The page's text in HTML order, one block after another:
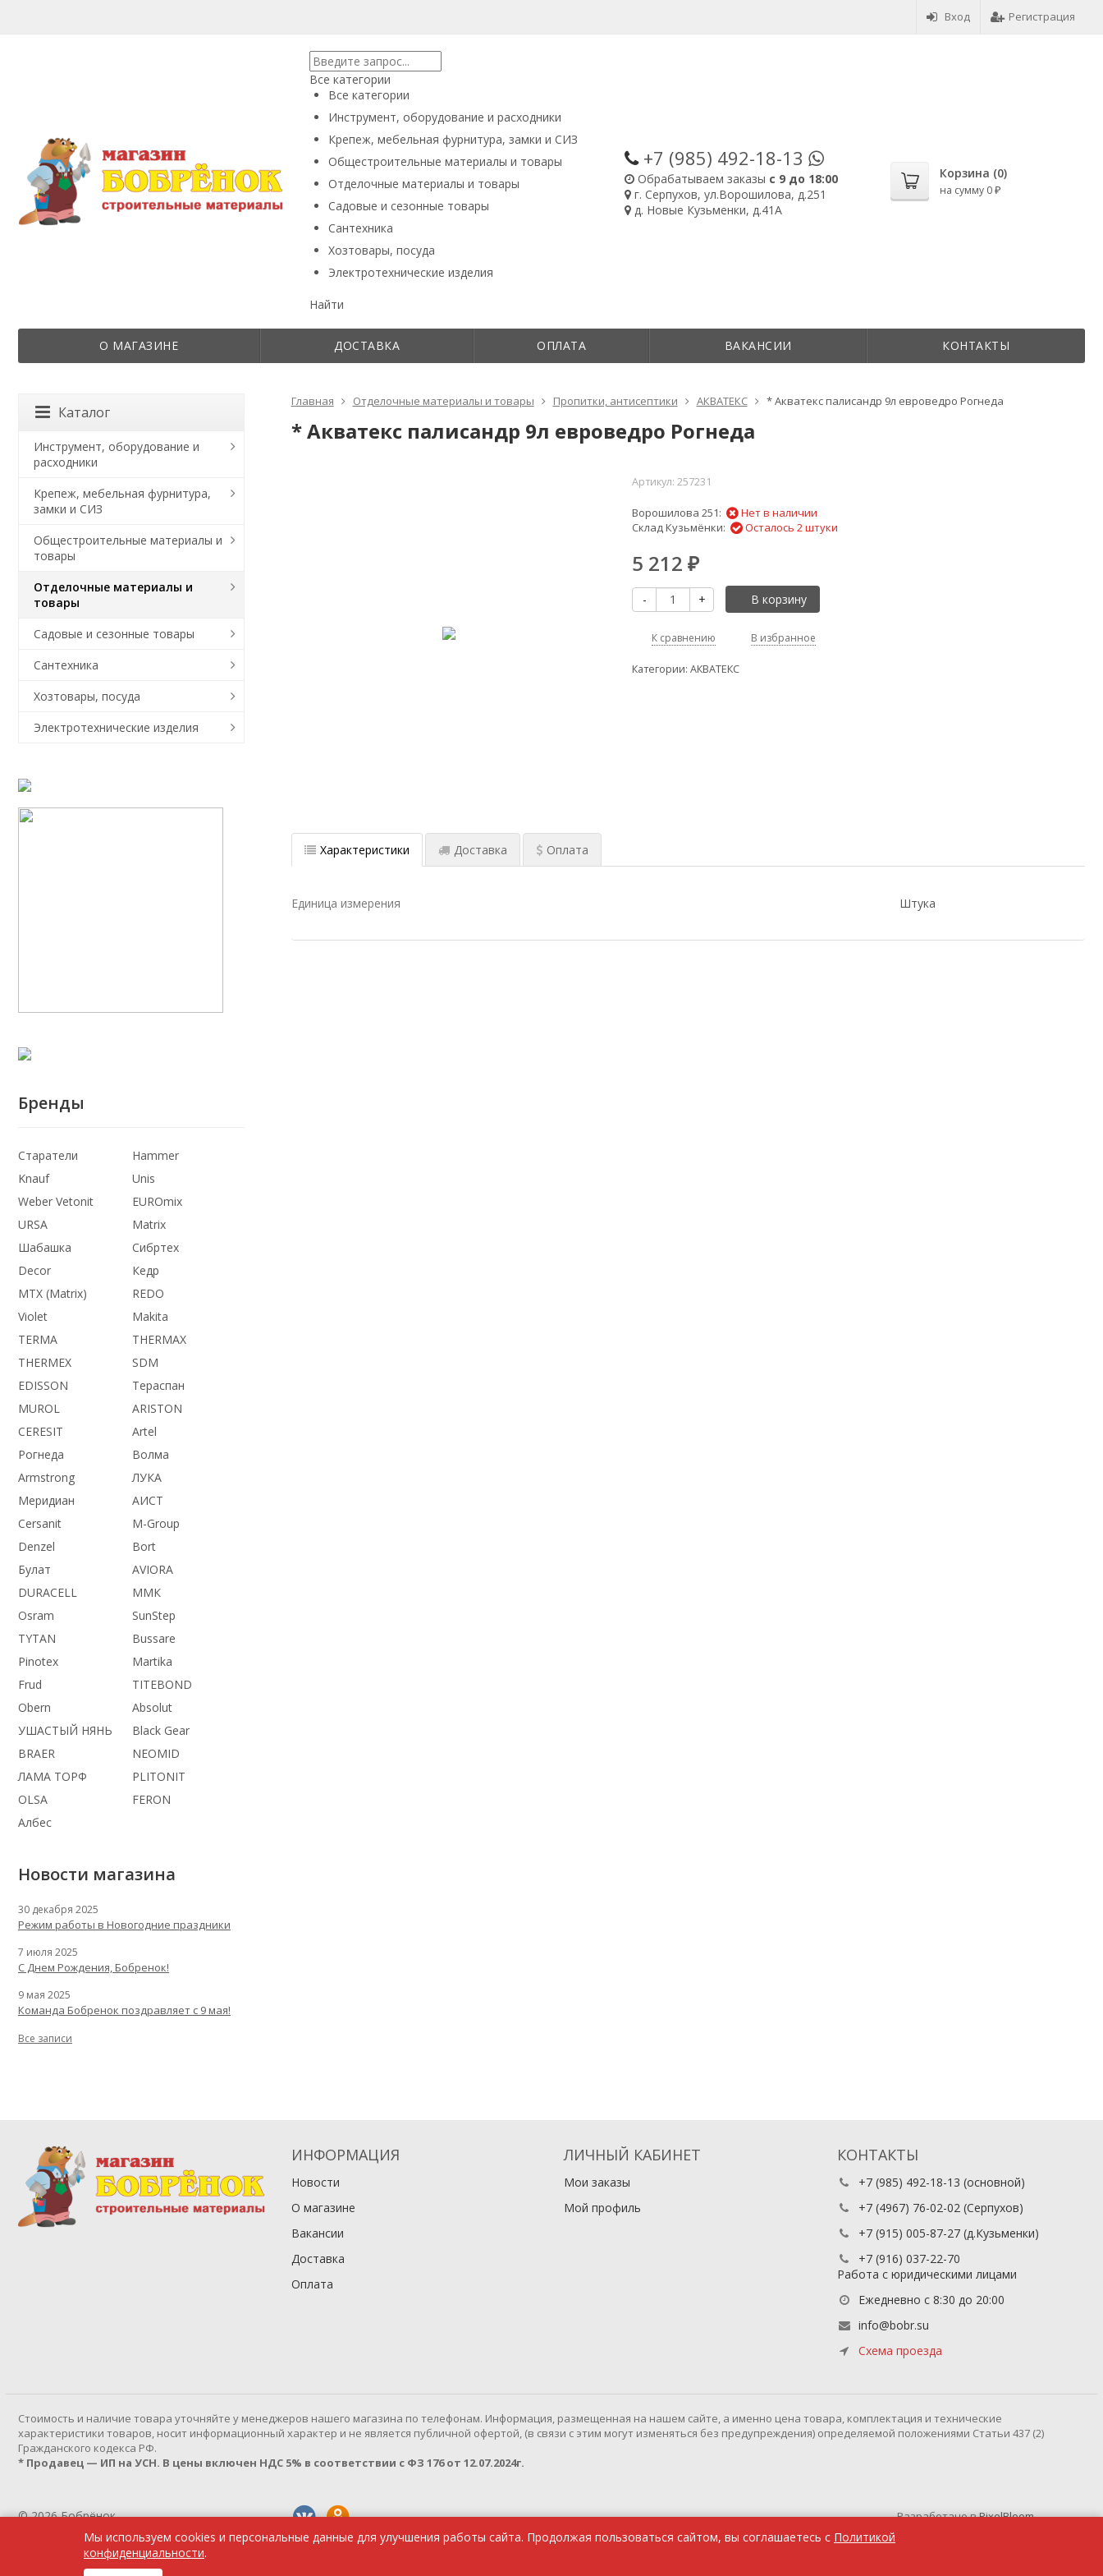
Вход Регистрация
Все категории
Все категории
Инструмент, оборудование и расходники
Крепеж, мебельная фурнитура, замки и СИЗ
Общестроительные материалы и товары
Отделочные материалы и товары
Садовые и сезонные товары
Сантехника
Хозтовары, посуда
Электротехнические изделия
Найти
+7 (985) 492-18-13
Обрабатываем заказы с 9 до 18:00
г. Серпухов, ул.Ворошилова, д.251
д. Новые Кузьменки, д.41А
Корзина (0)
на сумму 0 ₽
О МАГАЗИНЕ ДОСТАВКА ОПЛАТА ВАКАНСИИ КОНТАКТЫ
Главная Отделочные материалы и товары Пропитки, антисептики АКВАТЕКС * Акватекс палисандр 9л евроведро Рогнеда
* Акватекс палисандр 9л евроведро Рогнеда
Артикул:257231
Ворошилова 251:
Нет в наличии
Склад Кузьмёнки:
Осталось 2 штуки
5 212₽
- + В корзину
К сравнению В избранное
Категории:АКВАТЕКС
Характеристики Доставка Оплата
Единица измерения Штука
Каталог
Инструмент, оборудование и
расходники
Крепеж, мебельная фурнитура,
замки и СИЗ
Общестроительные материалы и
товары
Отделочные материалы и
товары
Садовые и сезонные товары
Сантехника
Хозтовары, посуда
Электротехнические изделия
Бренды
Старатели
Hammer
Knauf
Unis
Weber Vetonit
EUROmix
URSA
Matrix
Шабашка
Сибртех
Decor
Кедр
MTX (Matrix)
REDO
Violet
Makita
TERMA
THERMАX
THERMEX
SDM
EDISSON
Тераспан
MUROL
ARISTON
CERESIT
Artel
Рогнеда
Волма
Armstrong
ЛУКА
Меридиан
АИСТ
Cersanit
M-Group
Denzel
Bort
Булат
AVIORA
DURACELL
ММК
Osram
SunStep
TYTAN
Bussare
Pinotex
Martika
Frud
TITEBOND
Obern
Absolut
УШАСТЫЙ НЯНЬ
Black Gear
BRAER
NEOMID
ЛАМА ТОРФ
PLITONIT
OLSA
FERON
Албес
Новости магазина
30 декабря 2025
Режим работы в Новогодние праздники
7 июля 2025
С Днем Рождения, Бобренок!
9 мая 2025
Команда Бобренок поздравляет с 9 мая!
Все записи
ИНФОРМАЦИЯ
Новости
О магазине
Вакансии
Доставка
Оплата
ЛИЧНЫЙ КАБИНЕТ
Мои заказы
Мой профиль
КОНТАКТЫ
+7 (985) 492-18-13 (основной)
+7 (4967) 76-02-02 (Серпухов)
+7 (915) 005-87-27(д.Кузьменки)
+7 (916) 037-22-70
Работа с юридическими лицами
Ежедневно с 8:30 до 20:00
info@bobr.su
Схема проезда
Мы используем cookies и персональные данные для улучшения работы сайта. Продолжая пользоваться сайтом, вы соглашаетесь с Политикой
конфиденциальности.
Cтоимость и наличие товара уточняйте у менеджеров нашего магазина по телефонам. Информация, размещенная на нашем сайте, а именно цена товара, комплектация и технические
характеристики товаров, носит информационный характер и не является публичной офертой, (в связи с этим могут изменяться без предупреждения) определяемой положениями Статьи 437 (2)
Гражданского кодекса РФ.
* Продавец — ИП на УСН. В цены включен НДС 5% в соответствии с ФЗ 176 от 12.07.2024г.
© 2026 Бобрёнок
Политика конфиденциальности
Разработано вPixelBloom